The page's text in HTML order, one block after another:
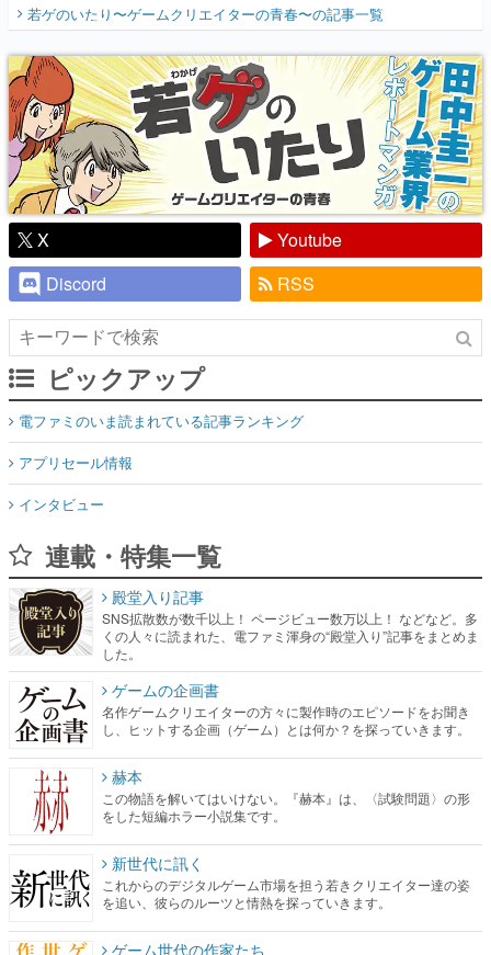
『少年ジャンプ』色だった【若ゲのいた
り】
若ゲのいたり〜ゲームクリエイターの青春〜の記事一覧
X
Youtube
Discord
RSS
ピックアップ
電ファミのいま読まれている記事ランキング
アプリセール情報
インタビュー
連載・特集一覧
殿堂入り記事
SNS拡散数が数千以上！ ページビュー数万以上！ などなど。多
くの人々に読まれた、電ファミ渾身の“殿堂入り”記事をまとめま
した。
ゲームの企画書
名作ゲームクリエイターの方々に製作時のエピソードをお聞き
し、ヒットする企画（ゲーム）とは何か？を探っていきます。
赫本
この物語を解いてはいけない。『赫本』は、〈試験問題〉の形
をした短編ホラー小説集です。
新世代に訊く
これからのデジタルゲーム市場を担う若きクリエイター達の姿
を追い、彼らのルーツと情熱を探っていきます。
ゲーム世代の作家たち